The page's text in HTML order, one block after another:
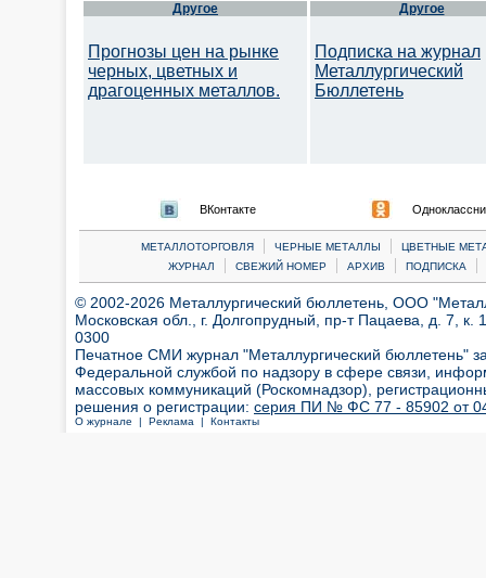
Другое
Прогнозы цен на рынке
черных, цветных и
драгоценных металлов.
Другое
Подписка на журнал
Металлургический
Бюллетень
ВКонтакте
МЕТАЛЛОТОРГОВЛЯ | ЧЕРНЫЕ МЕТАЛЛЫ |
ЦВЕТНЫЕ
ЖУРНАЛ
| СВЕЖИЙ НОМЕР | АРХИВ | ПОДПИСКА |
© 2002-2026 Металлургический бюллетень, ООО
Московская обл., г. Долгопрудный, пр-т Пацаева, д. 7,
0300
Печатное СМИ журнал "Металлургический бюллетень"
Федеральной службой по надзору в сфере связи,
массовых коммуникаций (Роскомнадзор),
решения о регистрации: серия ПИ № ФС 77 - 85902 от 04
О журнале | Реклама | Контакты